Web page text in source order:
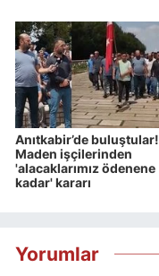
Anıtkabir’de buluştular!
Maden işçilerinden
'alacaklarımız ödenene
kadar' kararı
Yorumlar